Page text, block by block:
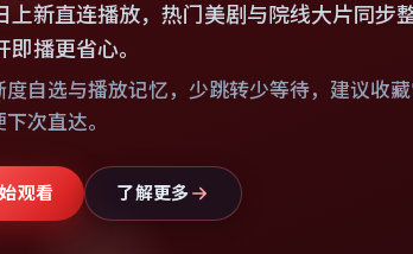
上新直连播放，热门美剧与院线大片同步
即播更省心。
度自选与播放记忆，少跳转少等待，建议收
次直达。
观看 了解更多